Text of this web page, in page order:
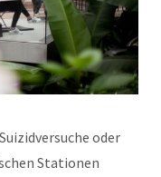
oder
Stationen